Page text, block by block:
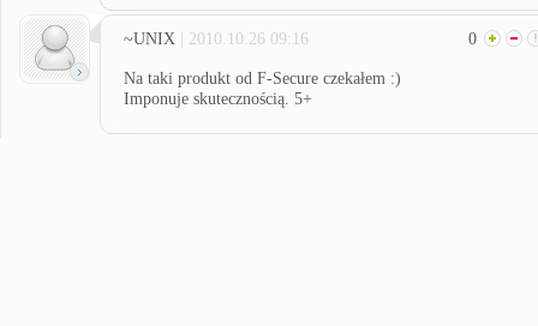
~UNIX | 2010.10.26 09:16 0
Na taki produkt od F-Secure czekałem :)
Imponuje skutecznością. 5+